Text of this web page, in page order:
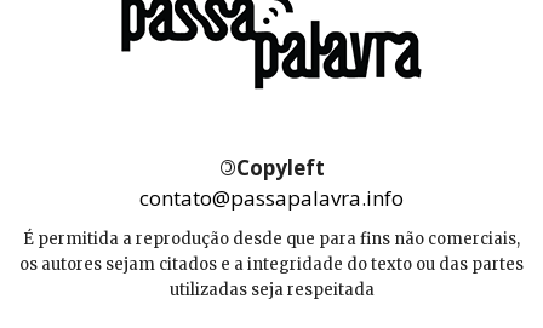
©Copyleft
contato@passapalavra.info
É permitida a reprodução desde que para fins não comerciais,
os autores sejam citados e a integridade do texto ou das partes
utilizadas seja respeitada